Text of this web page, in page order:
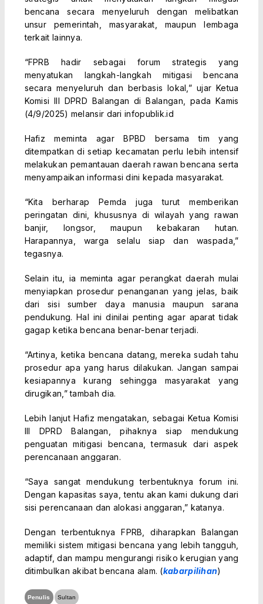
bencana secara menyeluruh dengan melibatkan
unsur pemerintah, masyarakat, maupun lembaga
terkait lainnya.
“FPRB hadir sebagai forum strategis yang
menyatukan langkah-langkah mitigasi bencana
secara menyeluruh dan berbasis lokal,” ujar Ketua
Komisi III DPRD Balangan di Balangan, pada Kamis
(4/9/2025) melansir dari infopublik.id
Hafiz meminta agar BPBD bersama tim yang
ditempatkan di setiap kecamatan perlu lebih intensif
melakukan pemantauan daerah rawan bencana serta
menyampaikan informasi dini kepada masyarakat.
“Kita berharap Pemda juga turut memberikan
peringatan dini, khususnya di wilayah yang rawan
banjir, longsor, maupun kebakaran hutan.
Harapannya, warga selalu siap dan waspada,”
tegasnya.
Selain itu, ia meminta agar perangkat daerah mulai
menyiapkan prosedur penanganan yang jelas, baik
dari sisi sumber daya manusia maupun sarana
pendukung. Hal ini dinilai penting agar aparat tidak
gagap ketika bencana benar-benar terjadi.
“Artinya, ketika bencana datang, mereka sudah tahu
prosedur apa yang harus dilakukan. Jangan sampai
kesiapannya kurang sehingga masyarakat yang
dirugikan,” tambah dia.
Lebih lanjut Hafiz mengatakan, sebagai Ketua Komisi
III DPRD Balangan, pihaknya siap mendukung
penguatan mitigasi bencana, termasuk dari aspek
perencanaan anggaran.
“Saya sangat mendukung terbentuknya forum ini.
Dengan kapasitas saya, tentu akan kami dukung dari
sisi perencanaan dan alokasi anggaran,” katanya.
Dengan terbentuknya FPRB, diharapkan Balangan
memiliki sistem mitigasi bencana yang lebih tangguh,
adaptif, dan mampu mengurangi risiko kerugian yang
ditimbulkan akibat bencana alam. (kabarpilihan)
Penulis Sultan